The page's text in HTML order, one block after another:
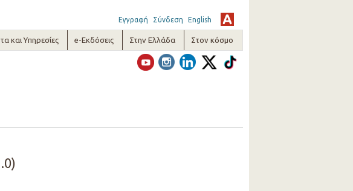
Εγγραφή Σύνδεση English
και Υπηρεσίες e-Εκδόσεις Στην Ελλάδα Στον κόσμο